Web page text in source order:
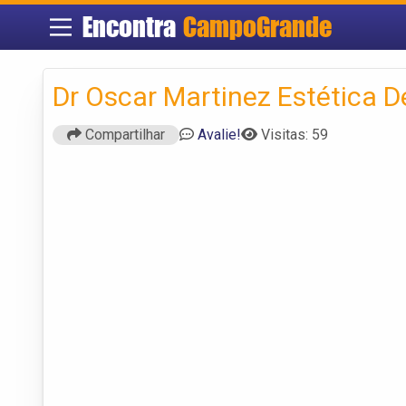
Encontra CampoGrande
Dr Oscar Martinez Estética
Compartilhar Avalie! Visitas: 59